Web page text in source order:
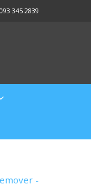
093 345 2839
-